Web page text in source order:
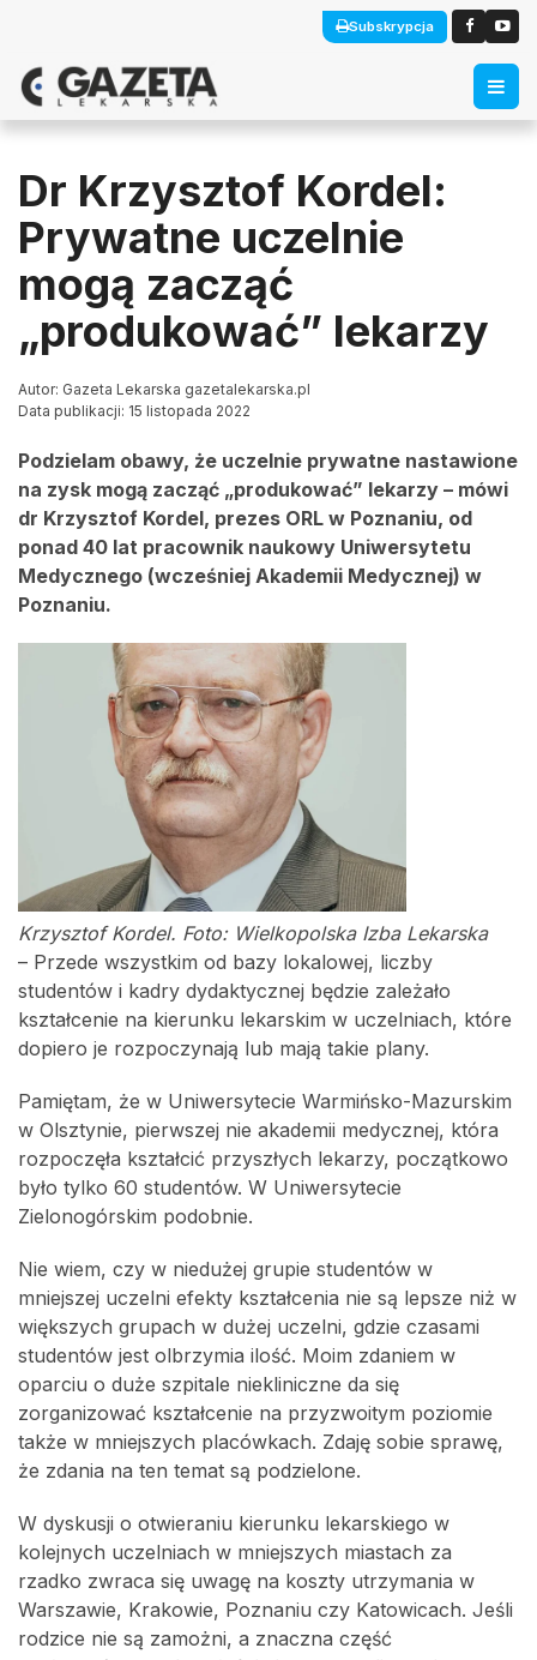
Subskrypcja
Dr Krzysztof Kordel:
Prywatne uczelnie
mogą zacząć
„produkować” lekarzy
Autor: Gazeta Lekarska gazetalekarska.pl
Data publikacji: 15 listopada 2022
Podzielam obawy, że uczelnie prywatne nastawione
na zysk mogą zacząć „produkować” lekarzy – mówi
dr Krzysztof Kordel, prezes ORL w Poznaniu, od
ponad 40 lat pracownik naukowy Uniwersytetu
Medycznego (wcześniej Akademii Medycznej) w
Poznaniu.
Krzysztof Kordel. Foto: Wielkopolska Izba Lekarska
– Przede wszystkim od bazy lokalowej, liczby
studentów i kadry dydaktycznej będzie zależało
kształcenie na kierunku lekarskim w uczelniach, które
dopiero je rozpoczynają lub mają takie plany.
Pamiętam, że w Uniwersytecie Warmińsko-Mazurskim
w Olsztynie, pierwszej nie akademii medycznej, która
rozpoczęła kształcić przyszłych lekarzy, początkowo
było tylko 60 studentów. W Uniwersytecie
Zielonogórskim podobnie.
Nie wiem, czy w niedużej grupie studentów w
mniejszej uczelni efekty kształcenia nie są lepsze niż w
większych grupach w dużej uczelni, gdzie czasami
studentów jest olbrzymia ilość. Moim zdaniem w
oparciu o duże szpitale niekliniczne da się
zorganizować kształcenie na przyzwoitym poziomie
także w mniejszych placówkach. Zdaję sobie sprawę,
że zdania na ten temat są podzielone.
W dyskusji o otwieraniu kierunku lekarskiego w
kolejnych uczelniach w mniejszych miastach za
rzadko zwraca się uwagę na koszty utrzymania w
Warszawie, Krakowie, Poznaniu czy Katowicach. Jeśli
rodzice nie są zamożni, a znaczna część